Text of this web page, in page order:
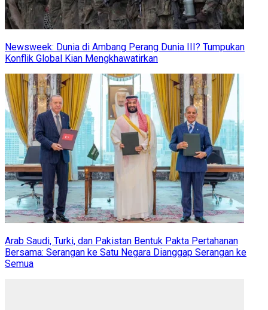
Newsweek: Dunia di Ambang Perang Dunia III? Tumpukan
Konflik Global Kian Mengkhawatirkan
Arab Saudi, Turki, dan Pakistan Bentuk Pakta Pertahanan
Bersama: Serangan ke Satu Negara Dianggap Serangan ke
Semua